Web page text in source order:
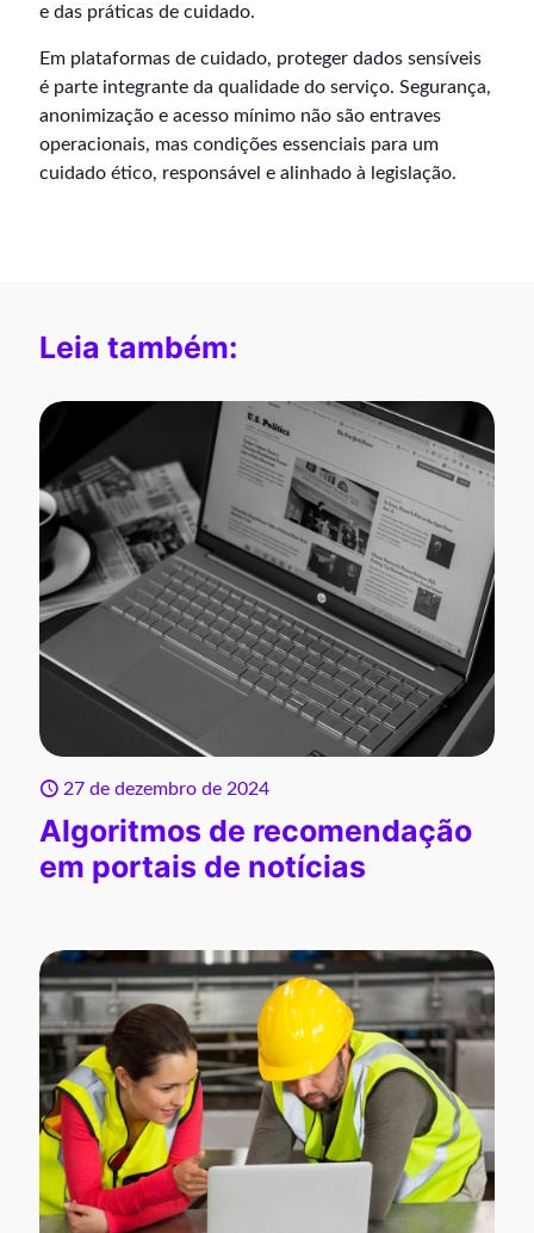
e das práticas de cuidado.
Em plataformas de cuidado, proteger dados sensíveis
é parte integrante da qualidade do serviço. Segurança,
anonimização e acesso mínimo não são entraves
operacionais, mas condições essenciais para um
cuidado ético, responsável e alinhado à legislação.
Leia também:
27 de dezembro de 2024
Algoritmos de recomendação
em portais de notícias